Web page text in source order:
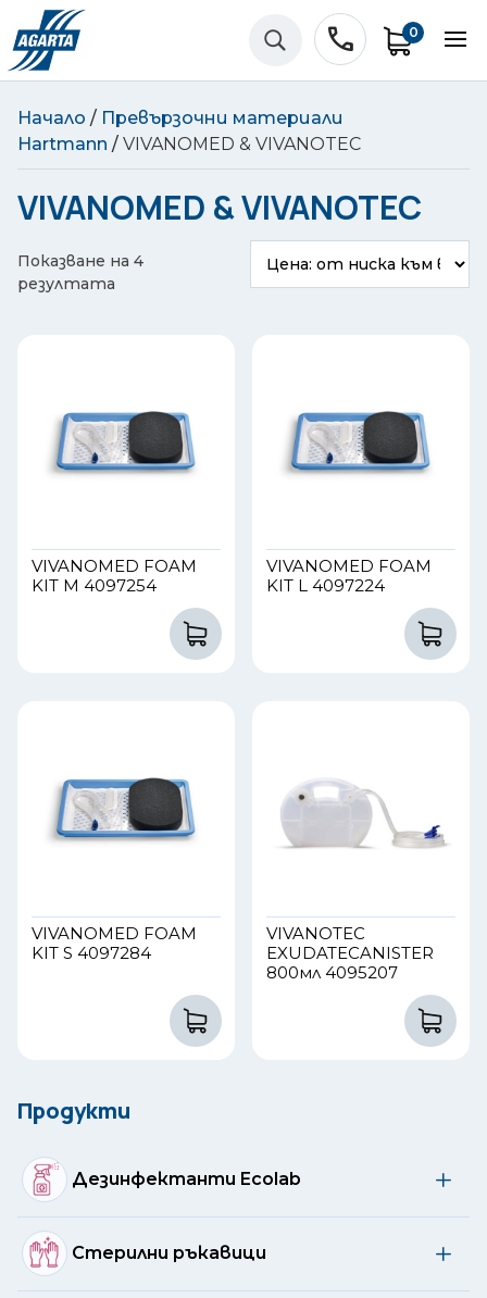
phone 0
U
Начало / Превързочни материали
Hartmann / VIVANOMED & VIVANOTEC
VIVANOMED & VIVANOTEC
Показване на 4
резултатаSorted
VIVANOMED FOAM
KIT M 4097254
VIVANOMED FOAM
KIT L 4097224
VIVANOMED FOAM
KIT S 4097284
VIVANOTEC
EXUDATECANISTER
800мл 4095207
Продукти
Дезинфектанти Ecolab
Стерилни ръкавици